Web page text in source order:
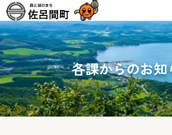
各課からのお知